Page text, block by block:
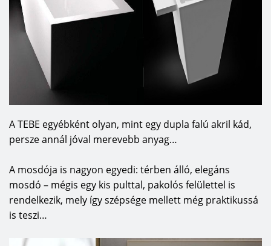
A TEBE egyébként olyan, mint egy dupla falú akril kád,
persze annál jóval merevebb anyag…
A mosdója is nagyon egyedi: térben álló, elegáns
mosdó – mégis egy kis pulttal, pakolós felülettel is
rendelkezik, mely így szépsége mellett még praktikussá
is teszi…